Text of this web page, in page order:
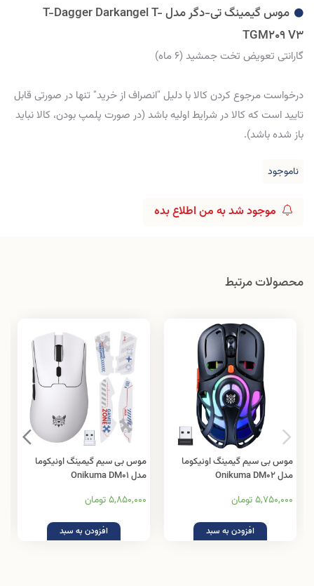
موس گیمینگ تی-دگر مدل T-Dagger Darkangel T-
TGM209 V3
گارانتی تعویض تخت جمشید (6 ماه)
درخواست مرجوع کردن کالا با دلیل "انصراف از خرید" تنها در صورتی قابل
تایید است که کالا در شرایط اولیه باشد (در صورت پلمپ بودن، کالا نباید
باز شده باشد).
ناموجود
موجود شد به من اطلاع بده
محصولات مرتبط
موس بی سیم گیمینگ اونیکوما
مدل Onikuma DM02
5,750,000 تومان
افزودن به سبد
موس بی سیم گیمینگ اونیکوما
مدل Onikuma DM01
5,850,000 تومان
افزودن به سبد